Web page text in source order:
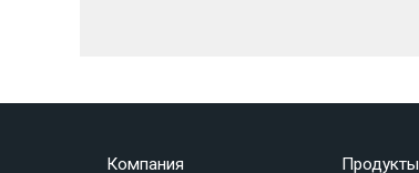
Компания
Продукты